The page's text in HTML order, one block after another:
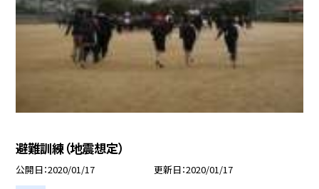
避難訓練（地震想定）
公開日 2020/01/17 更新日 2020/01/17